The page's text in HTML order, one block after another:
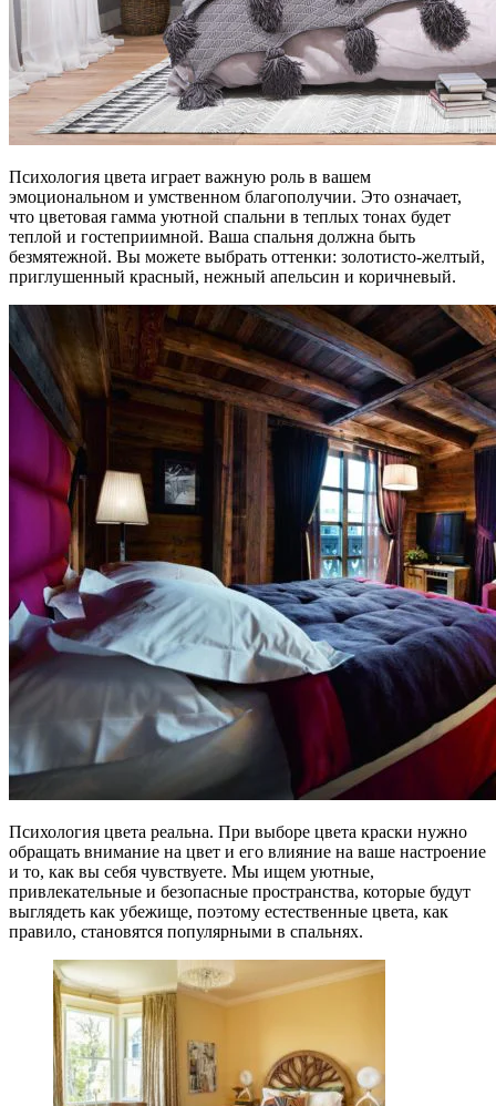
Психология цвета играет важную роль в вашем
эмоциональном и умственном благополучии. Это означает,
что цветовая гамма уютной спальни в теплых тонах будет
теплой и гостеприимной. Ваша спальня должна быть
безмятежной. Вы можете выбрать оттенки: золотисто-желтый,
приглушенный красный, нежный апельсин и коричневый.
Психология цвета реальна. При выборе цвета краски нужно
обращать внимание на цвет и его влияние на ваше настроение
и то, как вы себя чувствуете. Мы ищем уютные,
привлекательные и безопасные пространства, которые будут
выглядеть как убежище, поэтому естественные цвета, как
правило, становятся популярными в спальнях.